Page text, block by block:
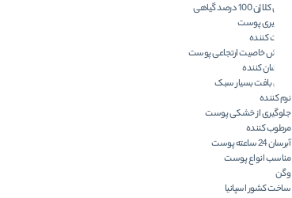
حاوی کلاژن 100 درصد گیاهی
ضد پیری پوست
سفت کننده
افزایش خاصیت ارتجاعی پوست
درخشان کننده
دارای بافت بسیار سبک
نرم کننده
جلوگیری از خشکی پوست
مرطوب کننده
آبرسان 24 ساعته پوست
مناسب انواع پوست
وگن
ساخت کشور اسپانیا